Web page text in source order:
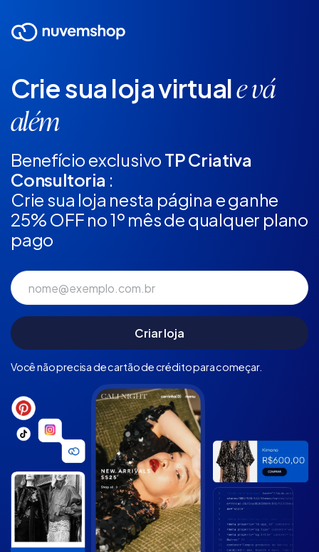
Crie sua loja virtuale vá
além
Benefício exclusivo TP Criativa
Consultoria :
Crie sua loja nesta página e ganhe
25% OFF no 1º mês de qualquer plano
pago
Você não precisa de cartão de crédito para começar.